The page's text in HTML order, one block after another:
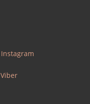
Instagram
Viber